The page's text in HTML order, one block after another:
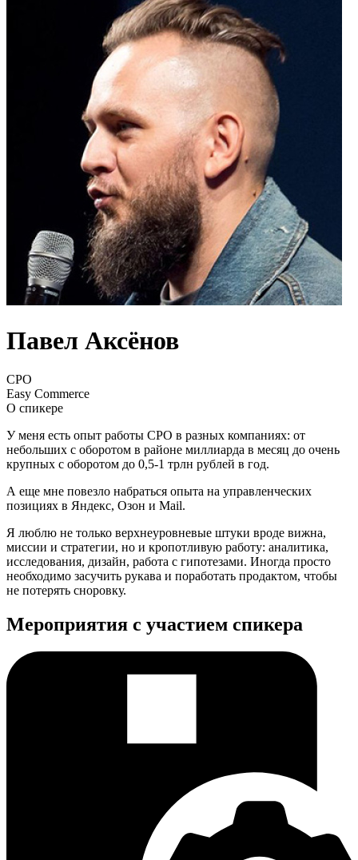
Павел Аксёнов
CPO
Easy Commerce
О спикере
У меня есть опыт работы CPO в разных компаниях: от
небольших с оборотом в районе миллиарда в месяц до очень
крупных с оборотом до 0,5-1 трлн рублей в год.
А еще мне повезло набраться опыта на управленческих
позициях в Яндекс, Озон и Mail.
Я люблю не только верхнеуровневые штуки вроде вижна,
миссии и стратегии, но и кропотливую работу: аналитика,
исследования, дизайн, работа с гипотезами. Иногда просто
необходимо засучить рукава и поработать продактом, чтобы
не потерять сноровку.
Мероприятия с участием спикера